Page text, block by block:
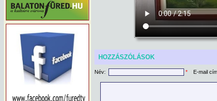
HOZZÁSZÓLÁSOK
Név: * E-mail